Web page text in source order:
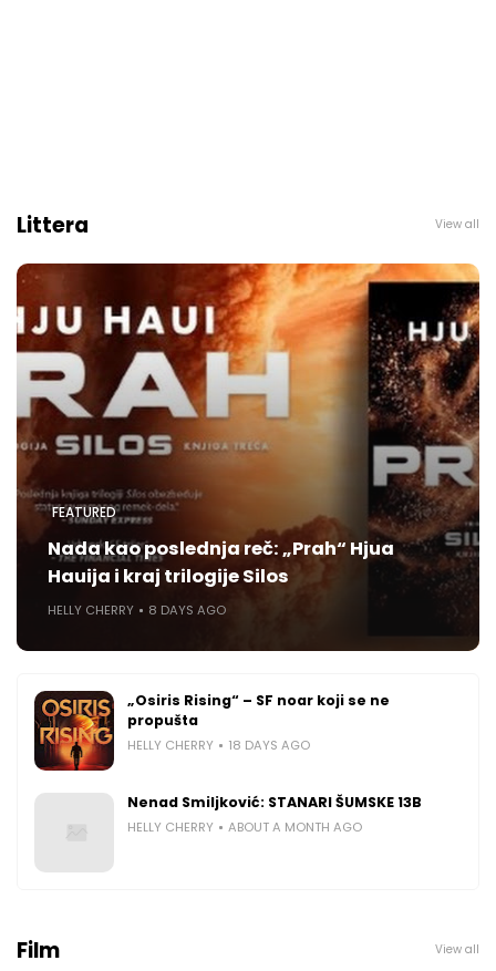
Littera View all
FEATURED
Nada kao poslednja reč: „Prah“ Hjua
Hauija i kraj trilogije Silos
HELLY CHERRY 8 DAYS AGO
„Osiris Rising“ – SF noar koji se ne
propušta
HELLY CHERRY 18 DAYS AGO
Nenad Smiljković: STANARI ŠUMSKE 13B
HELLY CHERRY ABOUT A MONTH AGO
Film View all